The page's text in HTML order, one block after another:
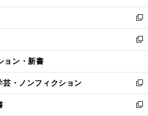
ウ
で
開
く
ン
ド
ウ
で
開
ウ
ィ
ン
ド
ウ
開
く
し
い
ウ
ィ
ン
ウ
で
開
く
新
し
い
ウ
ン
ド
ウ
で
新
し
ウ
ィ
ン
ド
ョン・新書
・ノンフィクション
新
し
い
新